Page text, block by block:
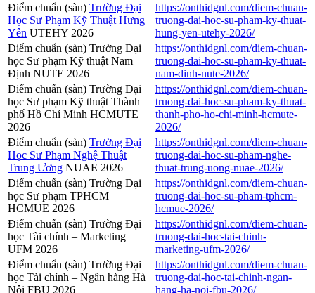
Điểm chuẩn (sàn) Trường Đại
Học Sư Phạm Kỹ Thuật Hưng
Yên UTEHY 2026
https://onthidgnl.com/diem-chuan-
truong-dai-hoc-su-pham-ky-thuat-
hung-yen-utehy-2026/
Điểm chuẩn (sàn) Trường Đại
học Sư phạm Kỹ thuật Nam
Định NUTE 2026
https://onthidgnl.com/diem-chuan-
truong-dai-hoc-su-pham-ky-thuat-
nam-dinh-nute-2026/
Điểm chuẩn (sàn) Trường Đại
học Sư phạm Kỹ thuật Thành
phố Hồ Chí Minh HCMUTE
2026
https://onthidgnl.com/diem-chuan-
truong-dai-hoc-su-pham-ky-thuat-
thanh-pho-ho-chi-minh-hcmute-
2026/
Điểm chuẩn (sàn) Trường Đại
Học Sư Phạm Nghệ Thuật
Trung Ương NUAE 2026
https://onthidgnl.com/diem-chuan-
truong-dai-hoc-su-pham-nghe-
thuat-trung-uong-nuae-2026/
Điểm chuẩn (sàn) Trường Đại
học Sư phạm TPHCM
HCMUE 2026
https://onthidgnl.com/diem-chuan-
truong-dai-hoc-su-pham-tphcm-
hcmue-2026/
Điểm chuẩn (sàn) Trường Đại
học Tài chính – Marketing
UFM 2026
https://onthidgnl.com/diem-chuan-
truong-dai-hoc-tai-chinh-
marketing-ufm-2026/
Điểm chuẩn (sàn) Trường Đại
học Tài chính – Ngân hàng Hà
Nội FBU 2026
https://onthidgnl.com/diem-chuan-
truong-dai-hoc-tai-chinh-ngan-
hang-ha-noi-fbu-2026/